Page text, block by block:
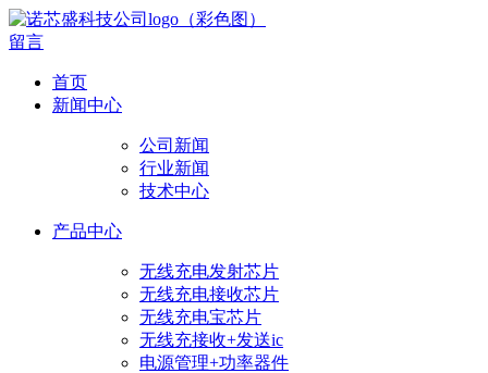
留言
首页
新闻中心
公司新闻
行业新闻
技术中心
产品中心
无线充电发射芯片
无线充电接收芯片
无线充电宝芯片
无线充接收+发送ic
电源管理+功率器件